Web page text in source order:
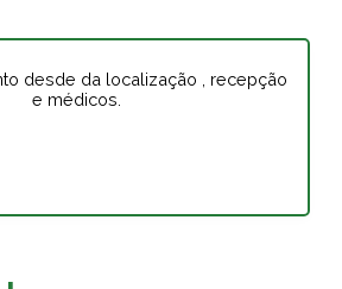
desde da localização , recepção
e médicos.